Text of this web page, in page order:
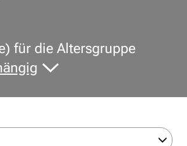
für die Altersgruppe